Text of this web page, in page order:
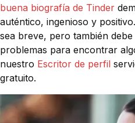
buena biografía de Tinder
auténtico, ingenioso y
sea breve, pero también debe
problemas para encontrar
nuestro Escritor de perfil
gratuito.